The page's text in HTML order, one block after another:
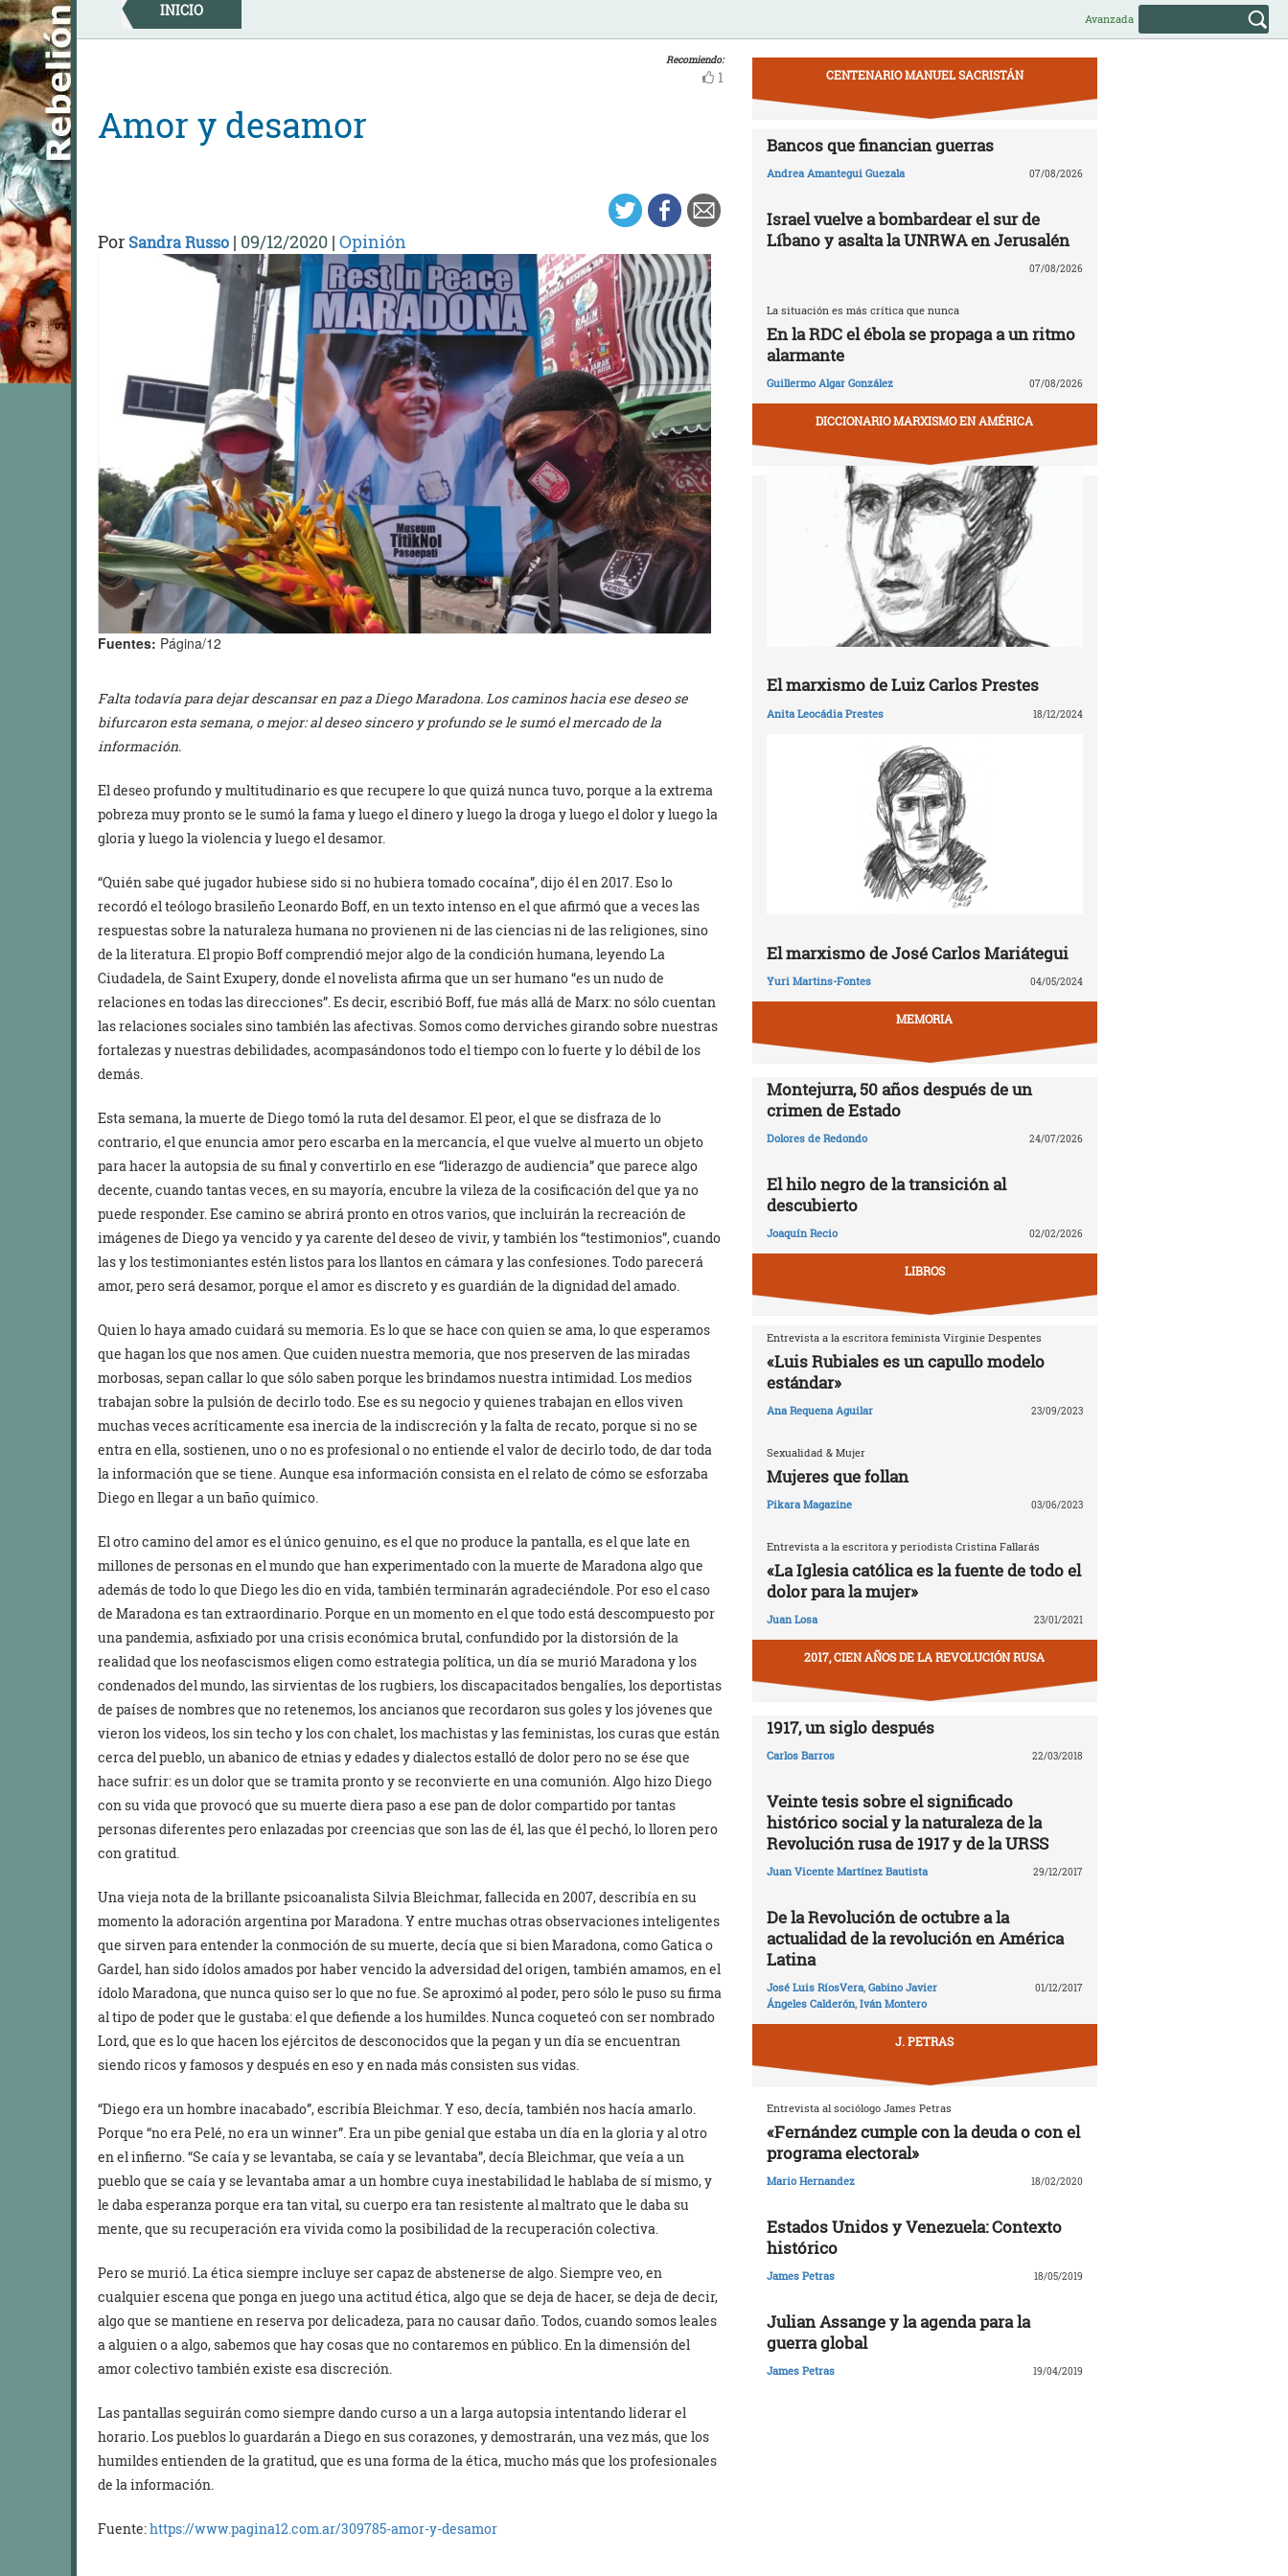
Skip
to
content
INICIO Avanzada
Recomiendo:
1
Amor y desamor
Por Sandra Russo | 09/12/2020 | Opinión
Fuentes: Página/12
Falta todavía para dejar descansar en paz a Diego Maradona. Los caminos hacia ese deseo se
bifurcaron esta semana, o mejor: al deseo sincero y profundo se le sumó el mercado de la
información.
El deseo profundo y multitudinario es que recupere lo que quizá nunca tuvo, porque a la extrema
pobreza muy pronto se le sumó la fama y luego el dinero y luego la droga y luego el dolor y luego la
gloria y luego la violencia y luego el desamor.
“Quién sabe qué jugador hubiese sido si no hubiera tomado cocaína”, dijo él en 2017. Eso lo
recordó el teólogo brasileño Leonardo Boff, en un texto intenso en el que afirmó que a veces las
respuestas sobre la naturaleza humana no provienen ni de las ciencias ni de las religiones, sino
de la literatura. El propio Boff comprendió mejor algo de la condición humana, leyendo La
Ciudadela, de Saint Exupery, donde el novelista afirma que un ser humano “es un nudo de
relaciones en todas las direcciones”. Es decir, escribió Boff, fue más allá de Marx: no sólo cuentan
las relaciones sociales sino también las afectivas. Somos como derviches girando sobre nuestras
fortalezas y nuestras debilidades, acompasándonos todo el tiempo con lo fuerte y lo débil de los
demás.
Esta semana, la muerte de Diego tomó la ruta del desamor. El peor, el que se disfraza de lo
contrario, el que enuncia amor pero escarba en la mercancía, el que vuelve al muerto un objeto
para hacer la autopsia de su final y convertirlo en ese “liderazgo de audiencia” que parece algo
decente, cuando tantas veces, en su mayoría, encubre la vileza de la cosificación del que ya no
puede responder. Ese camino se abrirá pronto en otros varios, que incluirán la recreación de
imágenes de Diego ya vencido y ya carente del deseo de vivir, y también los “testimonios”, cuando
las y los testimoniantes estén listos para los llantos en cámara y las confesiones. Todo parecerá
amor, pero será desamor, porque el amor es discreto y es guardián de la dignidad del amado.
Quien lo haya amado cuidará su memoria. Es lo que se hace con quien se ama, lo que esperamos
que hagan los que nos amen. Que cuiden nuestra memoria, que nos preserven de las miradas
morbosas, sepan callar lo que sólo saben porque les brindamos nuestra intimidad. Los medios
trabajan sobre la pulsión de decirlo todo. Ese es su negocio y quienes trabajan en ellos viven
muchas veces acríticamente esa inercia de la indiscreción y la falta de recato, porque si no se
entra en ella, sostienen, uno o no es profesional o no entiende el valor de decirlo todo, de dar toda
la información que se tiene. Aunque esa información consista en el relato de cómo se esforzaba
Diego en llegar a un baño químico.
El otro camino del amor es el único genuino, es el que no produce la pantalla, es el que late en
millones de personas en el mundo que han experimentado con la muerte de Maradona algo que
además de todo lo que Diego les dio en vida, también terminarán agradeciéndole. Por eso el caso
de Maradona es tan extraordinario. Porque en un momento en el que todo está descompuesto por
una pandemia, asfixiado por una crisis económica brutal, confundido por la distorsión de la
realidad que los neofascismos eligen como estrategia política, un día se murió Maradona y los
condenados del mundo, las sirvientas de los rugbiers, los discapacitados bengalíes, los deportistas
de países de nombres que no retenemos, los ancianos que recordaron sus goles y los jóvenes que
vieron los videos, los sin techo y los con chalet, los machistas y las feministas, los curas que están
cerca del pueblo, un abanico de etnias y edades y dialectos estalló de dolor pero no se ése que
hace sufrir: es un dolor que se tramita pronto y se reconvierte en una comunión. Algo hizo Diego
con su vida que provocó que su muerte diera paso a ese pan de dolor compartido por tantas
personas diferentes pero enlazadas por creencias que son las de él, las que él pechó, lo lloren pero
con gratitud.
Una vieja nota de la brillante psicoanalista Silvia Bleichmar, fallecida en 2007, describía en su
momento la adoración argentina por Maradona. Y entre muchas otras observaciones inteligentes
que sirven para entender la conmoción de su muerte, decía que si bien Maradona, como Gatica o
Gardel, han sido ídolos amados por haber vencido la adversidad del origen, también amamos, en el
ídolo Maradona, que nunca quiso ser lo que no fue. Se aproximó al poder, pero sólo le puso su firma
al tipo de poder que le gustaba: el que defiende a los humildes. Nunca coqueteó con ser nombrado
Lord, que es lo que hacen los ejércitos de desconocidos que la pegan y un día se encuentran
siendo ricos y famosos y después en eso y en nada más consisten sus vidas.
“Diego era un hombre inacabado”, escribía Bleichmar. Y eso, decía, también nos hacía amarlo.
Porque “no era Pelé, no era un winner”. Era un pibe genial que estaba un día en la gloria y al otro
en el infierno. “Se caía y se levantaba, se caía y se levantaba”, decía Bleichmar, que veía a un
pueblo que se caía y se levantaba amar a un hombre cuya inestabilidad le hablaba de sí mismo, y
le daba esperanza porque era tan vital, su cuerpo era tan resistente al maltrato que le daba su
mente, que su recuperación era vivida como la posibilidad de la recuperación colectiva.
Pero se murió. La ética siempre incluye ser capaz de abstenerse de algo. Siempre veo, en
cualquier escena que ponga en juego una actitud ética, algo que se deja de hacer, se deja de decir,
algo que se mantiene en reserva por delicadeza, para no causar daño. Todos, cuando somos leales
a alguien o a algo, sabemos que hay cosas que no contaremos en público. En la dimensión del
amor colectivo también existe esa discreción.
Las pantallas seguirán como siempre dando curso a un a larga autopsia intentando liderar el
horario. Los pueblos lo guardarán a Diego en sus corazones, y demostrarán, una vez más, que los
humildes entienden de la gratitud, que es una forma de la ética, mucho más que los profesionales
de la información.
Fuente:https://www.pagina12.com.ar/309785-amor-y-desamor
CENTENARIO MANUEL SACRISTÁN
Bancos que financian guerras
Andrea Amantegui Guezala 07/08/2026
Israel vuelve a bombardear el sur de
Líbano y asalta la UNRWA en Jerusalén
07/08/2026
La situación es más crítica que nunca
En la RDC el ébola se propaga a un ritmo
alarmante
Guillermo Algar González 07/08/2026
DICCIONARIO MARXISMO EN AMÉRICA
El marxismo de Luiz Carlos Prestes
Anita Leocádia Prestes 18/12/2024
El marxismo de José Carlos Mariátegui
Yuri Martins-Fontes 04/05/2024
MEMORIA
Montejurra, 50 años después de un
crimen de Estado
Dolores de Redondo 24/07/2026
El hilo negro de la transición al
descubierto
Joaquín Recio 02/02/2026
LIBROS
Entrevista a la escritora feminista Virginie Despentes
«Luis Rubiales es un capullo modelo
estándar»
Ana Requena Aguilar 23/09/2023
Sexualidad & Mujer
Mujeres que follan
Pikara Magazine 03/06/2023
Entrevista a la escritora y periodista Cristina Fallarás
«La Iglesia católica es la fuente de todo el
dolor para la mujer»
Juan Losa 23/01/2021
2017, CIEN AÑOS DE LA REVOLUCIÓN RUSA
1917, un siglo después
Carlos Barros 22/03/2018
Veinte tesis sobre el significado
histórico social y la naturaleza de la
Revolución rusa de 1917 y de la URSS
Juan Vicente Martínez Bautista 29/12/2017
De la Revolución de octubre a la
actualidad de la revolución en América
Latina
José Luis RíosVera, Gabino Javier
Ángeles Calderón, Iván Montero
01/12/2017
J. PETRAS
Entrevista al sociólogo James Petras
«Fernández cumple con la deuda o con el
programa electoral»
Mario Hernandez 18/02/2020
Estados Unidos y Venezuela: Contexto
histórico
James Petras 18/05/2019
Julian Assange y la agenda para la
guerra global
James Petras 19/04/2019